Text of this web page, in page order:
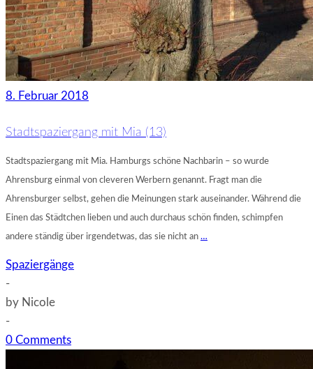
8. Februar 2018
Stadtspaziergang mit Mia (13)
Stadtspaziergang mit Mia. Hamburgs schöne Nachbarin – so wurde
Ahrensburg einmal von cleveren Werbern genannt. Fragt man die
Ahrensburger selbst, gehen die Meinungen stark auseinander. Während die
Einen das Städtchen lieben und auch durchaus schön finden, schimpfen
andere ständig über irgendetwas, das sie nicht an …
Spaziergänge
-
by Nicole
-
0 Comments